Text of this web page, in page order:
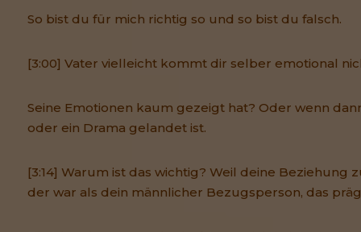
So bist du für mich richtig so und so bist du falsch.
[3:00] Vater vielleicht kommt dir selber emotional
Seine Emotionen kaum gezeigt hat? Oder wenn
oder ein Drama gelandet ist.
[3:14] Warum ist das wichtig? Weil deine Beziehung
der war als dein männlicher Bezugsperson, das